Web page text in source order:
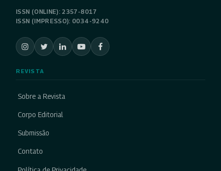
ISSN (ONLINE): 2357-8017
ISSN (IMPRESSO): 0034-9240
REVISTA
Sobre a Revista
Corpo Editorial
Submissão
Contato